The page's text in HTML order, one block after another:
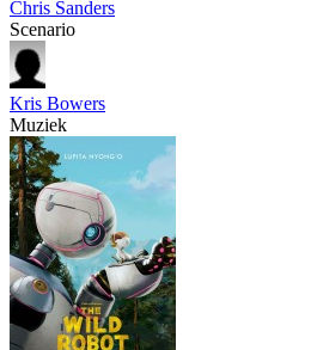
Chris Sanders
Scenario
Kris Bowers
Muziek